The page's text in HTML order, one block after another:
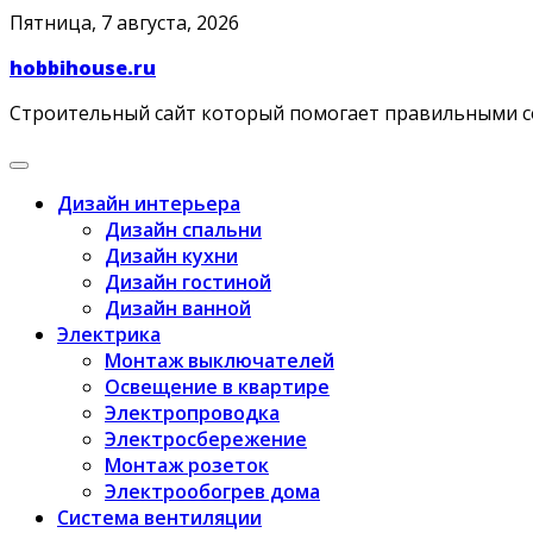
Skip
content
Пятница, 7 августа, 2026
hobbihouse.ru
Строительный сайт который помогает правильными
Дизайн интерьера
Дизайн спальни
Дизайн кухни
Дизайн гостиной
Дизайн ванной
Электрика
Монтаж выключателей
Освещение в квартире
Электропроводка
Электросбережение
Монтаж розеток
Электрообогрев дома
Система вентиляции